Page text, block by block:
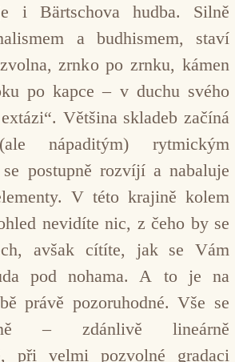
i Bärtschova hudba. Silně
a budhismem, staví
zrnko po zrnku, kámen
po kapce – v duchu svého
Většina skladeb začíná
nápaditým) rytmickým
postupně rozvíjí a nabaluje
V této krajině kolem
nevidíte nic, z čeho by se
avšak cítíte, jak se Vám
pod nohama. A to je na
právě pozoruhodné. Vše se
– zdánlivě lineárně
při velmi pozvolné gradaci